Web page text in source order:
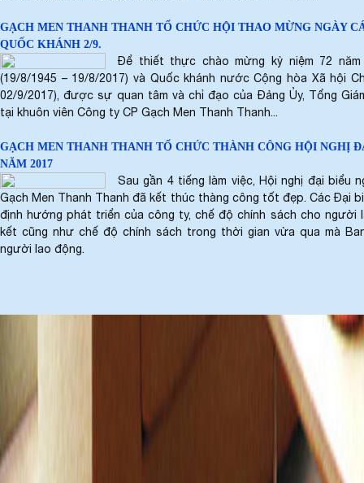
GẠCH MEN THANH THANH TỔ CHỨC HỘI THAO MỪNG NGÀY
QUỐC KHÁNH 2/9.
Để thiết thực chào mừng kỷ niệm 72 năm
(19/8/1945 – 19/8/2017) và Quốc khánh nước Cộng hòa Xã hội
02/9/2017), được sự quan tâm và chỉ đạo của Đảng Ủy, Tổng
tại khuôn viên Công ty CP Gạch Men Thanh Thanh...
GẠCH MEN THANH THANH TỔ CHỨC THÀNH CÔNG HỘI NGHỊ
NĂM 2017
Sau gần 4 tiếng làm việc, Hội nghị đại biểu
Gạch Men Thanh Thanh đã kết thúc thàng công tốt đẹp. Các Đại
định hướng phát triển của công ty, chế độ chính sách cho người
kết cũng như chế độ chính sách trong thời gian vừa qua mà
người lao động.